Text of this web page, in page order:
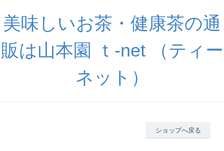
美味しいお茶・健康茶の通
販は山本園 ｔ-net （ティー
ネット）
ショップへ戻る